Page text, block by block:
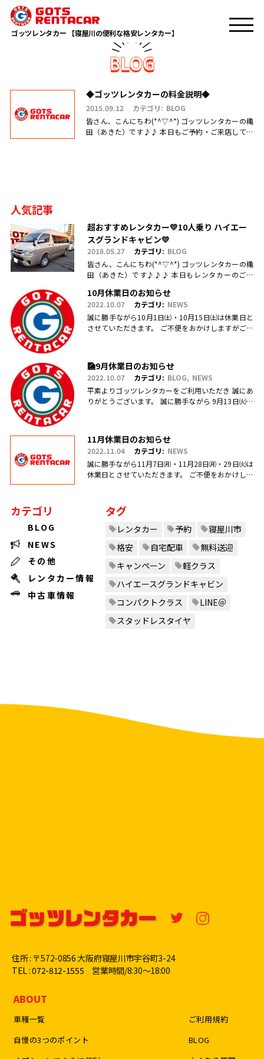
ゴッツレンタカー 【寝屋川の便利な格安レンタカー】
TOP 星田
◆ゴッツレンタカーの料金説明◆
2015.09.12 カテゴリ: BLOG
皆さん、こんにちわ(*^▽^*) ゴッツレンタカーの穐
田（あきた）です♪♪ 本日もご予約・ご来店してい
人気記事
超おすすめレンタカー💛10人乗り ハイエー
スグランドキャビン💛
2018.05.27 カテゴリ: BLOG
皆さん、こんにちわ(*^▽^*) ゴッツレンタカーの穐
田（あきた）です♪♪♪ 本日もレンタカーのご利
りがとうございます(.....
10月休業日のお知らせ
2022.10.07 カテゴリ: NEWS
誠に勝手ながら10月1日㈯・10月15日㈯は休業日と
させていただきます。 ご不便をおかけしますがご理
🎑9月休業日のお知らせ
2022.10.07 カテゴリ: BLOG
NEWS
平素よりゴッツレンタカーをご利用いただき 誠にあ
りがとうございます。 誠に勝手ながら 9月13日㈫・
11月休業日のお知らせ
2022.11.04 カテゴリ: NEWS
誠に勝手ながら11月7日㈪・11月28日㈪・29日㈫は
休業日とさせていただきます。 ご不便をおかけしま
カテゴリ
BLOG
NEWS
その他
レンタカー情報
中古車情報
タグ
レンタカー 予約
寝屋川市
格安
自宅配車
無料送迎
キャンペーン
軽クラス
ハイエースグランドキャビン
コンパクトクラス
LINE＠
スタッドレスタイヤ
住所 : 〒572-0856 大阪府寝屋川市宇谷町3-24
TEL : 072-812-1555 営業時間/8:30〜18:00
ABOUT
車種一覧
ご利用規約
自慢の3つのポイント
BLOG